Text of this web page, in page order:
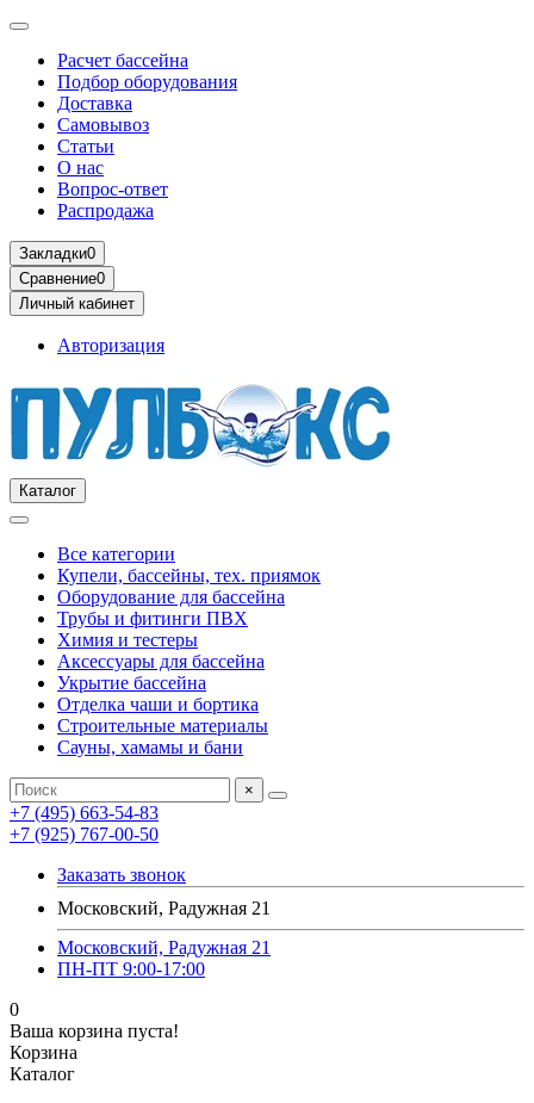
Расчет бассейна
Подбор оборудования
Доставка
Самовывоз
Статьи
О нас
Вопрос-ответ
Распродажа
Закладки0
Сравнение0
Личный кабинет
Авторизация
Каталог
Все категории
Купели, бассейны, тех. приямок
Оборудование для бассейна
Трубы и фитинги ПВХ
Химия и тестеры
Аксессуары для бассейна
Укрытие бассейна
Отделка чаши и бортика
Строительные материалы
Сауны, хамамы и бани
×
+7 (495) 663-54-83
+7 (925) 767-00-50
Заказать звонок
Московский, Радужная 21
Московский, Радужная 21
ПН-ПТ 9:00-17:00
0
Ваша корзина пуста!
Корзина
Каталог